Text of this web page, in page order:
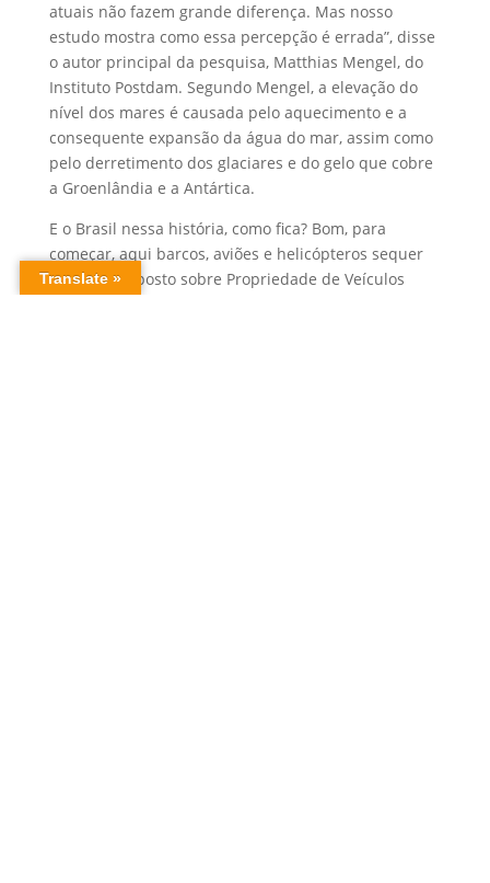
atuais não fazem grande diferença. Mas nosso
estudo mostra como essa percepção é errada”, disse
o autor principal da pesquisa, Matthias Mengel, do
Instituto Postdam. Segundo Mengel, a elevação do
nível dos mares é causada pelo aquecimento e a
consequente expansão da água do mar, assim como
pelo derretimento dos glaciares e do gelo que cobre
a Groenlândia e a Antártica.
E o Brasil nessa história, como fica? Bom, para
começar, aqui barcos, aviões e helicópteros sequer
pagam o Imposto sobre Propriedade de Veículos